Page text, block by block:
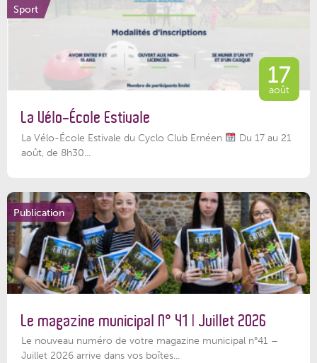
Sport
17
août
La Vélo-École Estivale
La Vélo-École Estivale du Cyclo Club Ernéen
Du 17 au 21
août, de 8h30...
Publication
Le magazine municipal N° 41 | Juillet 2026
Le nouveau numéro de votre magazine municipal n°41 –
Juillet 2026 arrive dans vos boîtes...